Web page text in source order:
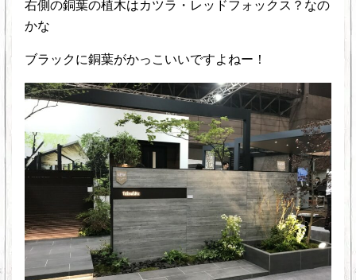
右側の銅葉の植木はカツラ・レッドフォックス？なの
かな
ブラックに銅葉がかっこいいですよねー！